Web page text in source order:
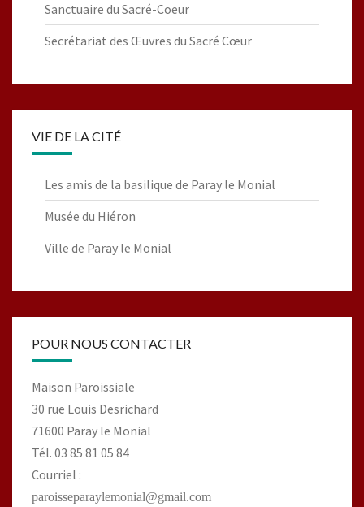
Sanctuaire du Sacré-Coeur
Secrétariat des Œuvres du Sacré Cœur
VIE DE LA CITÉ
Les amis de la basilique de Paray le Monial
Musée du Hiéron
Ville de Paray le Monial
POUR NOUS CONTACTER
Maison Paroissiale
30 rue Louis Desrichard
71600 Paray le Monial
Tél. 03 85 81 05 84
Courriel :
paroisseparaylemonial@gmail.com